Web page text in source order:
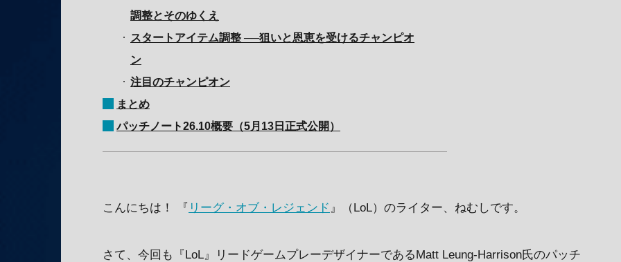
調整とそのゆくえ
スタートアイテム調整 ──狙いと恩恵を受けるチャンピオ
ン
注目のチャンピオン
まとめ
パッチノート26.10概要（5月13日正式公開）
こんにちは！ 『 リーグ・オブ・レジェンド 』（LoL）のライター、ねむしです。
さて、今回も『LoL』リードゲームプレーデザイナーであるMatt Leung-Harrison氏のパッチ